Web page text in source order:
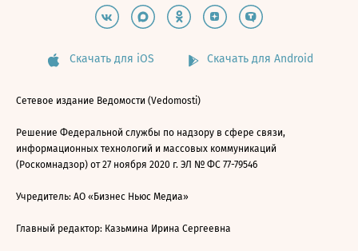
Скачать для iOS Скачать для Android
Сетевое издание Ведомости (Vedomosti)
Решение Федеральной службы по надзору в сфере связи,
информационных технологий и массовых коммуникаций
(Роскомнадзор) от 27 ноября 2020 г. ЭЛ № ФС 77-79546
Учредитель: АО «Бизнес Ньюс Медиа»
Главный редактор: Казьмина Ирина Сергеевна